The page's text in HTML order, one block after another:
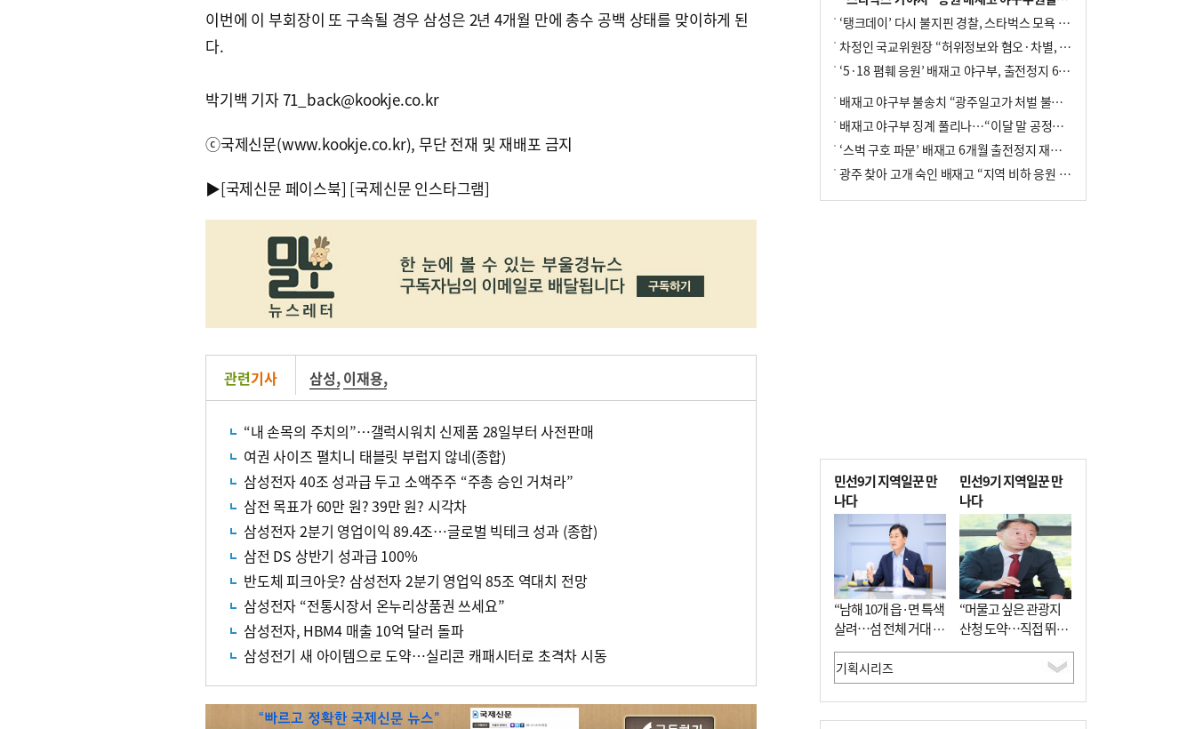
이번에 이 부회장이 또 구속될 경우 삼성은 2년 4개월 만에 총수 공백 상태를 맞이하게 된
다.
박기백 기자 71_back@kookje.co.kr
ⓒ국제신문(www.kookje.co.kr), 무단 전재 및 재배포 금지
▶[국제신문 페이스북] [국제신문 인스타그램]
관련기사 삼성,이재용,
“내 손목의 주치의”…갤럭시워치 신제품 28일부터 사전판매
여권 사이즈 펼치니 태블릿 부럽지 않네(종합)
삼성전자 40조 성과급 두고 소액주주 “주총 승인 거쳐라”
삼전 목표가 60만 원? 39만 원? 시각차
삼성전자 2분기 영업이익 89.4조…글로벌 빅테크 성과 (종합)
삼전 DS 상반기 성과급 100%
반도체 피크아웃? 삼성전자 2분기 영업익 85조 역대치 전망
삼성전자 “전통시장서 온누리상품권 쓰세요”
삼성전자, HBM4 매출 10억 달러 돌파
삼성전기 새 아이템으로 도약…실리콘 캐패시터로 초격차 시동
‘탱크데이’ 다시 불지핀 경찰, 스타벅스 모욕 혐의 압수수색
차정인 국교위원장 “허위정보와 혐오·차별, 학교 교실까지 유입"
‘5·18 폄훼 응원’ 배재고 야구부, 출전정지 6개월→1개월 감경
배재고 야구부 불송치 “광주일고가 처벌 불원 의사 표해”
배재고 야구부 징계 풀리나…“이달 말 공정위서 재심의”
‘스벅 구호 파문’ 배재고 6개월 출전정지 재심 신청키로
광주 찾아 고개 숙인 배재고 “지역 비하 응원 잘못”(종합)
민선9기 지역일꾼 만
나다
“남해 10개 읍·면 특색
살려…섬 전체 거대 정
원으로 조성”
민선9기 지역일꾼 만
나다
“머물고 싶은 관광지
산청 도약…직접 뛰며
‘돈 버는 군수’ 될 것”